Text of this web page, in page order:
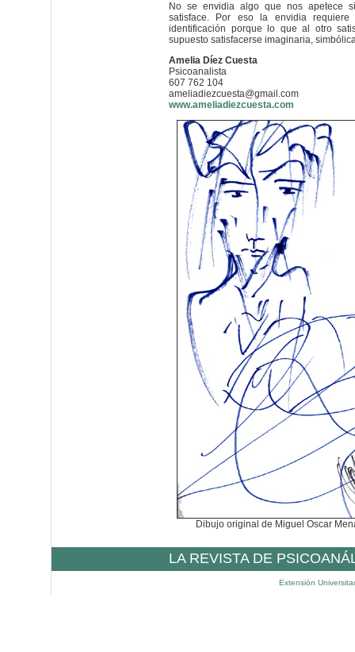
No se envidia algo que nos apetece
satisface. Por eso la envidia requiere
identificación porque lo que al otro
supuesto satisfacerse imaginaria,
Amelia Díez Cuesta
Psicoanalista
607 762 104
ameliadiezcuesta@gmail.com
www.ameliadiezcuesta.com
Dibujo original de Miguel Oscar
LA REVISTA DE
Extensión